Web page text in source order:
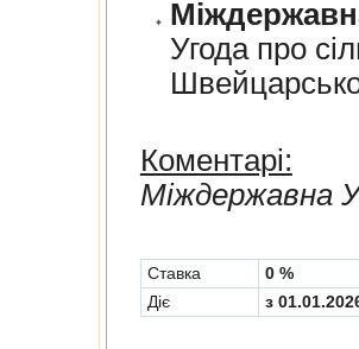
Угода про
Коментарі:
Мiждержавна
Cтавка
0 %
Діє
з